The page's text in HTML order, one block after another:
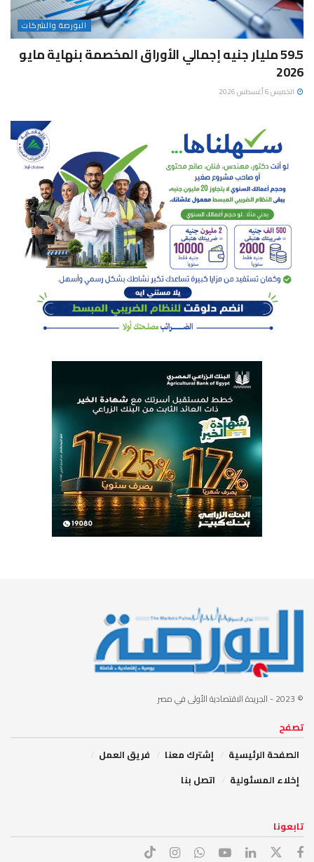
البورصة والشركات
59.5 مليار جنيه إجمالي الأوراق المخصمة بنهاية مايو
2026
الخميس 6 أغسطس 2026
© 2023 - الجريدة الاقتصادية الأولى في مصر
تصفح
الصفحة الرئيسية
إشترك معنا
فريق العمل
إخلاء المسئولية
اتصل بنا
تابعونا